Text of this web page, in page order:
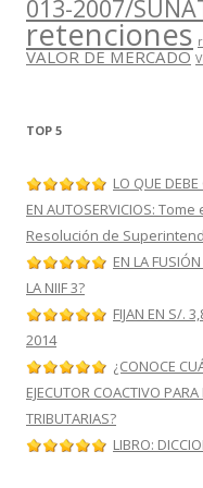
013-2007/
retenciones
VALOR DE MERCADO
TOP 5
LO QUE
EN AUTOSERVICIOS:
Resolución de
EN LA
LA NIIF 3?
FIJAN EN S/.
2014
¿CONOCE
EJECUTOR COACTIVO
TRIBUTARIAS?
LIBRO: